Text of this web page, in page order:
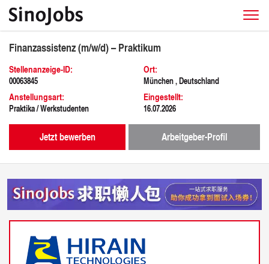
Finanzassistenz (m/w/d) – Praktikum
Stellenanzeige-ID:
00063845
Ort:
München , Deutschland
Anstellungsart:
Praktika / Werkstudenten
Eingestellt:
16.07.2026
Jetzt bewerben Arbeitgeber-Profil